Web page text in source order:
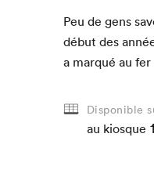
Peu de gens
début des
a mar­qué au
Disponible
au kiosque